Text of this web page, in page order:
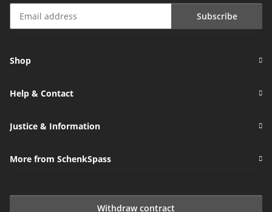
Subscribe
Shop
Help & Contact
Justice & Information
More from SchenkSpass
Withdraw contract